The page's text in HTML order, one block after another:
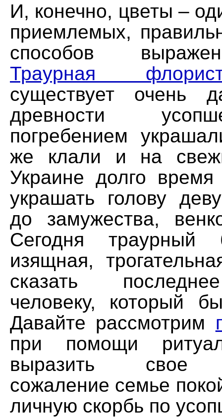
И, конечно, цветы –
приемлемых,
способов
Траурная
существует очень
древности
погребением
же клали и на
Украине долго
украшать голову
до замужества,
Сегодня
изящная,
сказать
человеку, который
Давайте рассмотрим
при помощи
выразить свое
сожаление семье
личную скорбь по